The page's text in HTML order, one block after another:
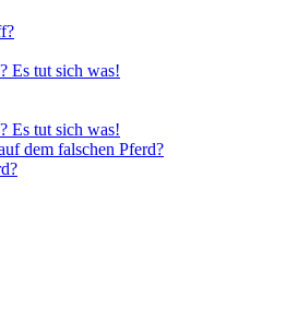
Es tut sich was!
Es tut sich was!
dem falschen Pferd?